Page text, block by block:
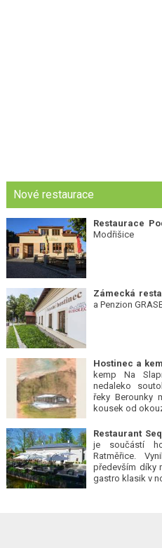
Nové restaurace
Restaurace
Modřišice
Zámecká
a Penzion
Hostinec a
kemp Na
nedaleko
řeky Berounky
kousek od
Restaurant
je součástí
Ratměřice.
především díky
gastro klasik v